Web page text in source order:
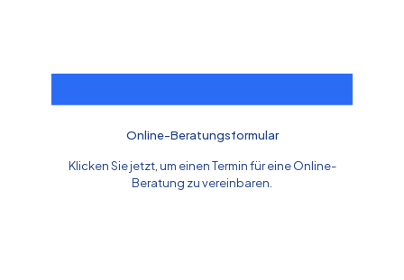
Online-Beratungsformular
Klicken Sie jetzt, um einen Termin für eine Online-
Beratung zu vereinbaren.